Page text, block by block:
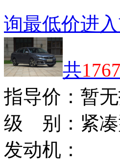
询最低价进
共1767
指导价： 暂
级 别： 紧
发动机：